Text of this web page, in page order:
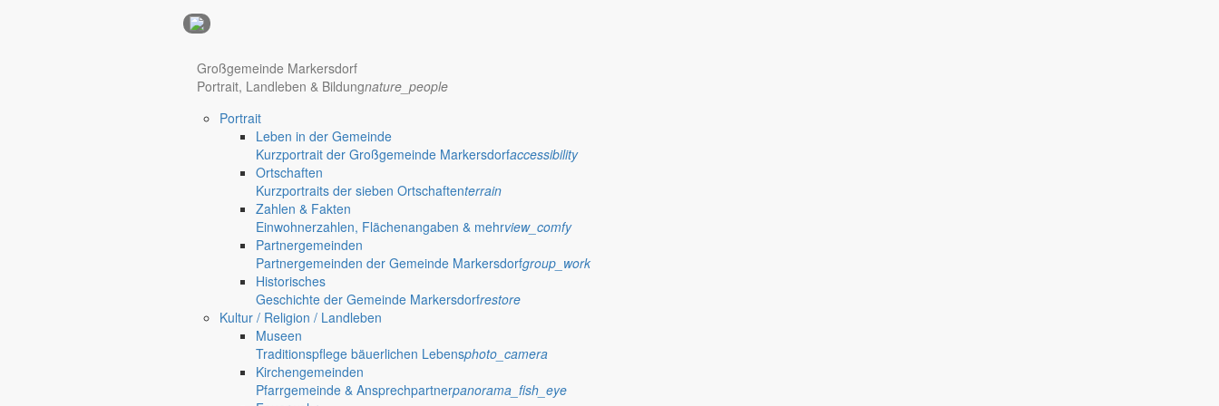
Hotel Nürnberg
Regional werben auf markersdorf.de! anzeigen@gemeinde-markersdorf.de
Großgemeinde Markersdorf
Portrait, Landleben & Bildungnature_people
Portrait
Leben in der Gemeinde
Kurzportrait der Großgemeinde Markersdorfaccessibility
Ortschaften
Kurzportraits der sieben Ortschaftenterrain
Zahlen & Fakten
Einwohnerzahlen, Flächenangaben & mehrview_comfy
Partnergemeinden
Partnergemeinden der Gemeinde Markersdorfgroup_work
Historisches
Geschichte der Gemeinde Markersdorfrestore
Kultur / Religion / Landleben
Museen
Traditionspflege bäuerlichen Lebensphoto_camera
Kirchengemeinden
Pfarrgemeinde & Ansprechpartnerpanorama_fish_eye
Deutsch-Paulsdorf
Jauernick-Buschbach